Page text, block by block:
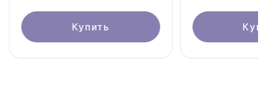
Купить